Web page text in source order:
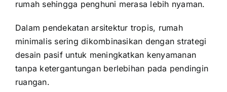
rumah sehingga penghuni merasa lebih nyaman.
Dalam pendekatan arsitektur tropis, rumah
minimalis sering dikombinasikan dengan strategi
desain pasif untuk meningkatkan kenyamanan
tanpa ketergantungan berlebihan pada pendingin
ruangan.